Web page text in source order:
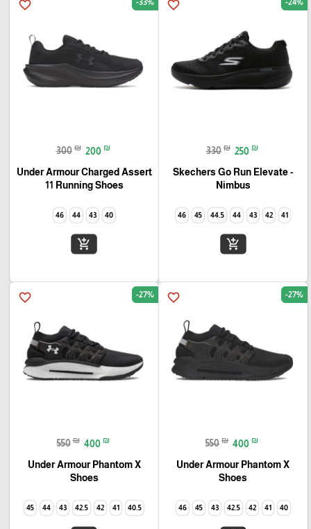
favorite_border -24%
330 ₪ 250 ₪
Skechers Go Run Elevate -
Nimbus
41
42
43
44
44.5
45
46
add_shopping_cart
favorite_border -33%
300 ₪ 200 ₪
Under Armour Charged Assert
11 Running Shoes
40
43
44
46
add_shopping_cart
favorite_border -27%
550 ₪ 400 ₪
Under Armour Phantom X
Shoes
40
41
42
42.5
43
45
46
favorite_border -27%
550 ₪ 400 ₪
Under Armour Phantom X
Shoes
40.5
41
42
42.5
43
44
45